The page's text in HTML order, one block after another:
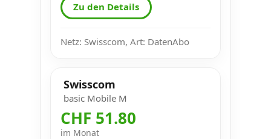
Zu den Details
Netz: Swisscom, Art: DatenAbo
Swisscom
basic Mobile M
CHF 51.80
im Monat